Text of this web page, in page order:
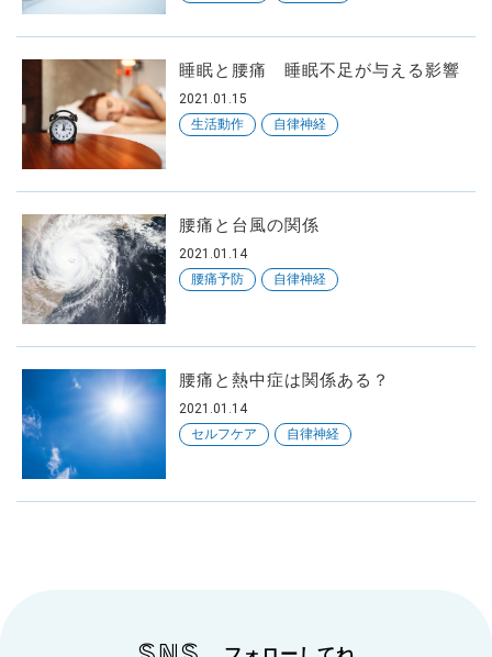
睡眠と腰痛 睡眠不足が与える影響
2021.01.15
生活動作
自律神経
腰痛と台風の関係
2021.01.14
腰痛予防
自律神経
腰痛と熱中症は関係ある？
2021.01.14
セルフケア
自律神経